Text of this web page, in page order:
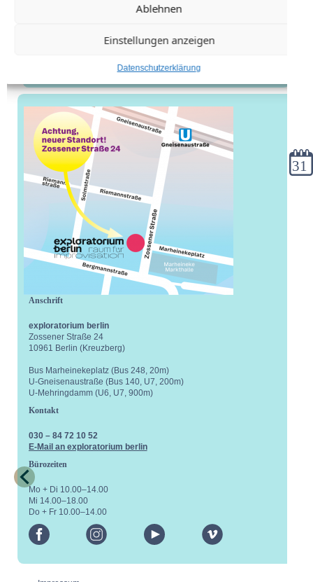
Ablehnen
Einstellungen anzeigen
Datenschutzerklärung
Anschrift
exploratorium berlin
Zossener Straße 24
10961 Berlin (Kreuzberg)
Bus Marheinekeplatz (Bus 248, 20m)
U-Gneisenaustraße (Bus 140, U7, 200m)
U-Mehringdamm (U6, U7, 900m)
Kontakt
030 – 84 72 10 52
E-Mail an exploratorium berlin
Bürozeiten
Mo + Di 10.00–14.00
Mi 14.00–18.00
Do + Fr 10.00–14.00
facebook
instagram youtube vimeo